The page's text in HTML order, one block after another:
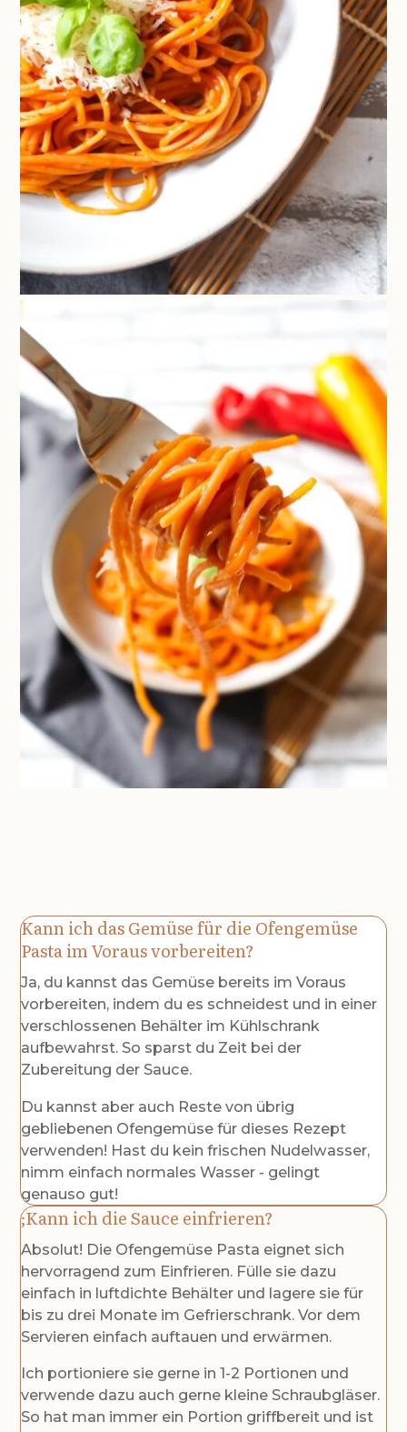
Kann ich das Gemüse für die Ofengemüse
Pasta im Voraus vorbereiten?
Ja, du kannst das Gemüse bereits im Voraus
vorbereiten, indem du es schneidest und in einer
verschlossenen Behälter im Kühlschrank
aufbewahrst. So sparst du Zeit bei der
Zubereitung der Sauce.
Du kannst aber auch Reste von übrig
gebliebenen Ofengemüse für dieses Rezept
verwenden! Hast du kein frischen Nudelwasser,
nimm einfach normales Wasser - gelingt
genauso gut!
Kann ich die Sauce einfrieren?
Absolut! Die Ofengemüse Pasta eignet sich
hervorragend zum Einfrieren. Fülle sie dazu
einfach in luftdichte Behälter und lagere sie für
bis zu drei Monate im Gefrierschrank. Vor dem
Servieren einfach auftauen und erwärmen.
Ich portioniere sie gerne in 1-2 Portionen und
verwende dazu auch gerne kleine Schraubgläser.
So hat man immer ein Portion griffbereit und ist